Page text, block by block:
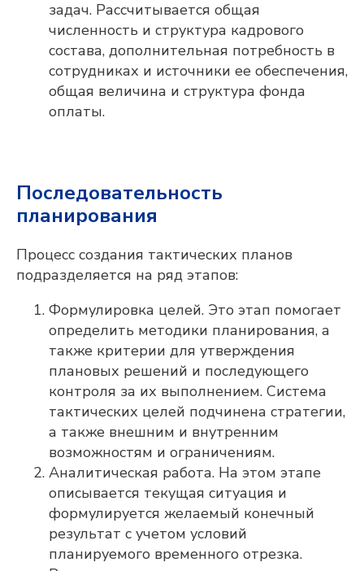
задач. Рассчитывается общая
численность и структура кадрового
состава, дополнительная потребность в
сотрудниках и источники ее обеспечения,
общая величина и структура фонда
оплаты.
Последовательность
планирования
Процесс создания тактических планов
подразделяется на ряд этапов:
Формулировка целей. Это этап помогает
определить методики планирования, а
также критерии для утверждения
плановых решений и последующего
контроля за их выполнением. Система
тактических целей подчинена стратегии,
а также внешним и внутренним
возможностям и ограничениям.
Аналитическая работа. На этом этапе
описывается текущая ситуация и
формулируется желаемый конечный
результат с учетом условий
планируемого временного отрезка.